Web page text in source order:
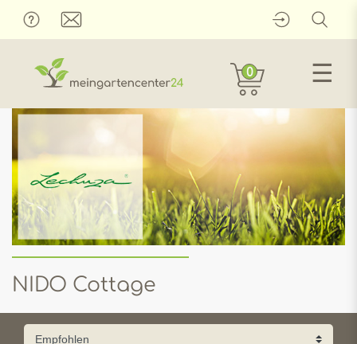
0 ☰
NIDO Cottage